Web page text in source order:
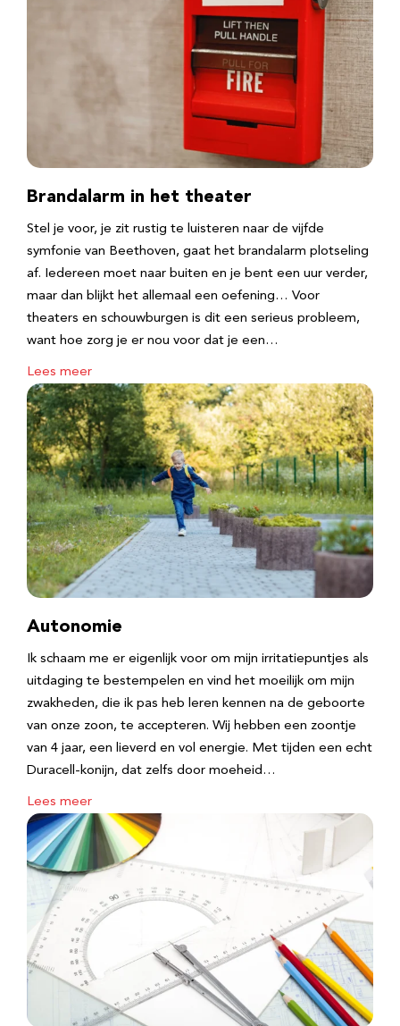
Brandalarm in het theater
Stel je voor, je zit rustig te luisteren naar de vijfde
symfonie van Beethoven, gaat het brandalarm plotseling
af. Iedereen moet naar buiten en je bent een uur verder,
maar dan blijkt het allemaal een oefening… Voor
theaters en schouwburgen is dit een serieus probleem,
want hoe zorg je er nou voor dat je een…
Lees meer
Autonomie
Ik schaam me er eigenlijk voor om mijn irritatiepuntjes als
uitdaging te bestempelen en vind het moeilijk om mijn
zwakheden, die ik pas heb leren kennen na de geboorte
van onze zoon, te accepteren. Wij hebben een zoontje
van 4 jaar, een lieverd en vol energie. Met tijden een echt
Duracell-konijn, dat zelfs door moeheid…
Lees meer